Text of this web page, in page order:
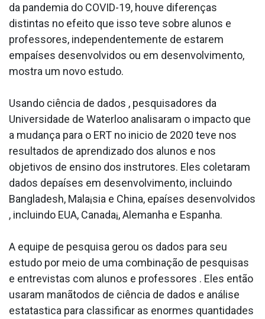
da pandemia do COVID-19, houve diferenças
distintas no efeito que isso teve sobre alunos e
professores, independentemente de estarem
empaíses desenvolvidos ou em desenvolvimento,
mostra um novo estudo.
Usando ciência de dados , pesquisadores da
Universidade de Waterloo analisaram o impacto que
a mudança para o ERT no ini­cio de 2020 teve nos
resultados de aprendizado dos alunos e nos
objetivos de ensino dos instrutores. Eles coletaram
dados depaíses em desenvolvimento, incluindo
Bangladesh, Mala¡sia e China, epaíses desenvolvidos
, incluindo EUA, Canada¡, Alemanha e Espanha.
A equipe de pesquisa gerou os dados para seu
estudo por meio de uma combinação de pesquisas
e entrevistas com alunos e professores . Eles então
usaram manãtodos de ciência de dados e análise
estata­stica para classificar as enormes quantidades